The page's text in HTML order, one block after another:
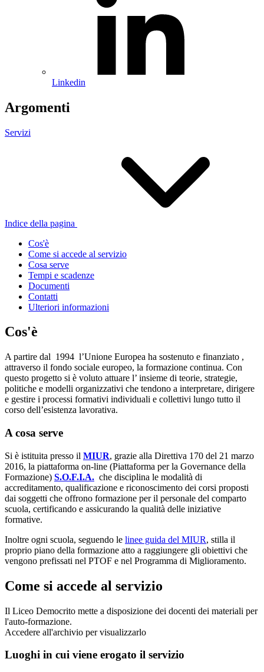
Linkedin
Argomenti
Servizi
Indice della pagina
Cos'è
Come si accede al servizio
Cosa serve
Tempi e scadenze
Documenti
Contatti
Ulteriori informazioni
Cos'è
A partire dal 1994 l’Unione Europea ha sostenuto e finanziato ,
attraverso il fondo sociale europeo, la formazione continua. Con
questo progetto si è voluto attuare l’ insieme di teorie, strategie,
politiche e modelli organizzativi che tendono a interpretare, dirigere
e gestire i processi formativi individuali e collettivi lungo tutto il
corso dell’esistenza lavorativa.
A cosa serve
Si è istituita presso il MIUR, grazie alla Direttiva 170 del 21 marzo
2016, la piattaforma on-line (Piattaforma per la Governance della
Formazione) S.O.F.I.A. che disciplina le modalità di
accreditamento, qualificazione e riconoscimento dei corsi proposti
dai soggetti che offrono formazione per il personale del comparto
scuola, certificando e assicurando la qualità delle iniziative
formative.
Inoltre ogni scuola, seguendo le linee guida del MIUR, stilla il
proprio piano della formazione atto a raggiungere gli obiettivi che
vengono prefissati nel PTOF e nel Programma di Miglioramento.
Come si accede al servizio
Il Liceo Democrito mette a disposizione dei docenti dei materiali per
l'auto-formazione.
Accedere all'archivio per visualizzarlo
Luoghi in cui viene erogato il servizio